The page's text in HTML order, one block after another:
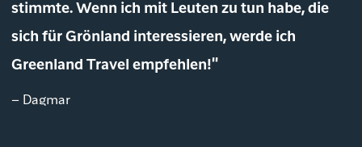
stimmte. Wenn ich mit Leuten zu tun habe, die
sich für Grönland interessieren, werde ich
Greenland Travel empfehlen!"
– Dagmar